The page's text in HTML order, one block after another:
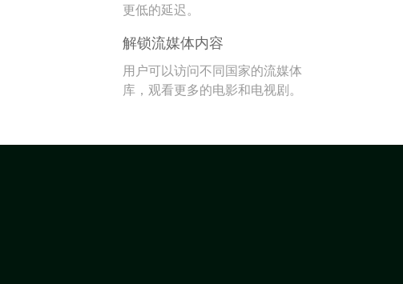
更低的延迟。
解锁流媒体内容
用户可以访问不同国家的流媒体
库，观看更多的电影和电视剧。